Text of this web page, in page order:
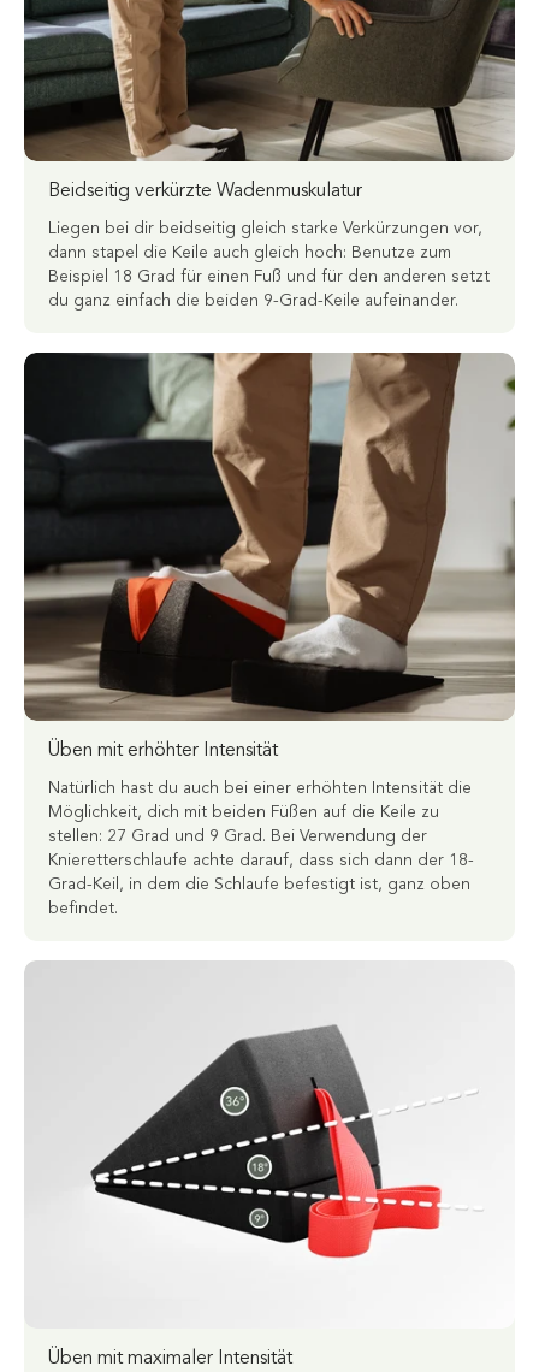
Beidseitig verkürzte Wadenmuskulatur
Liegen bei dir beidseitig gleich starke Verkürzungen vor,
dann stapel die Keile auch gleich hoch: Benutze zum
Beispiel 18 Grad für einen Fuß und für den anderen setzt
du ganz einfach die beiden 9-Grad-Keile aufeinander.
Üben mit erhöhter Intensität
Natürlich hast du auch bei einer erhöhten Intensität die
Möglichkeit, dich mit beiden Füßen auf die Keile zu
stellen: 27 Grad und 9 Grad. Bei Verwendung der
Knieretterschlaufe achte darauf, dass sich dann der 18-
Grad-Keil, in dem die Schlaufe befestigt ist, ganz oben
befindet.
Üben mit maximaler Intensität